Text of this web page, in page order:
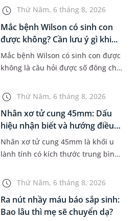
gặp tình trạng chậm kinh hoặc kinh
nguyệt không đều. Vậy phương
ph...
Thứ Năm, 6 tháng 8, 2026
Mắc bệnh Wilson có sinh con
được không? Cần lưu ý gì khi...
Mắc bệnh Wilson có sinh con được
không là câu hỏi được số đông chị
tâm. Trên thực tế, người mắc bệnh
Wilson vẫn có thể mang th...
Thứ Năm, 6 tháng 8, 2026
Nhân xơ tử cung 45mm: Dấu
hiệu nhận biết và hướng điều
tr...
Nhân xơ tử cung 45mm là khối u
lành tính có kích thước trung bình,
sinh sản. Mặc dù không phải
trường hợp nào cũng xuất hiệ...
Thứ Năm, 6 tháng 8, 2026
Ra nút nhầy máu báo sắp sinh:
Bao lâu thì mẹ sẽ chuyển dạ?